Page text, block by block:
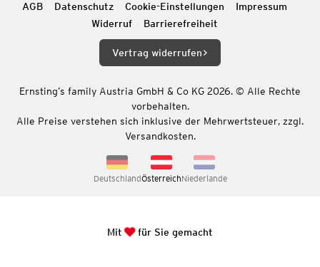
AGB Datenschutz Cookie-Einstellungen
Impressum
Widerruf
Barrierefreiheit
Vertrag widerrufen
Ernsting’s family Austria GmbH & Co KG 2026. © Alle Rechte
vorbehalten.
Alle Preise verstehen sich inklusive der Mehrwertsteuer, zzgl.
Versandkosten.
DeutschlandÖsterreichNiederlande
Mit für Sie gemacht